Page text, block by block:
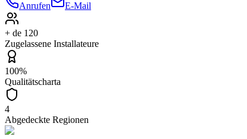
Anrufen
E-Mail
+ de 120
Zugelassene Installateure
100%
Qualitätscharta
4
Abgedeckte Regionen